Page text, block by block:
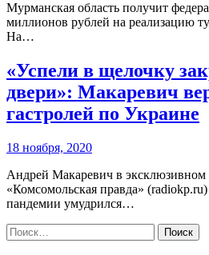
Мурманская область получит
миллионов рублей на реализацию
На…
«Успели в щелочку
двери»: Макаревич
гастролей по Украине
18 ноября, 2020
Андрей Макаревич в
«Комсомольская правда»
пандемии умудрился…
Найти: